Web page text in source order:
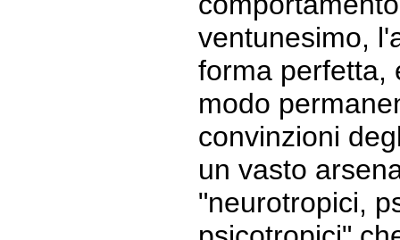
ventunesimo,
forma perfetta,
modo
convinzioni
un vasto
"neurotropici,